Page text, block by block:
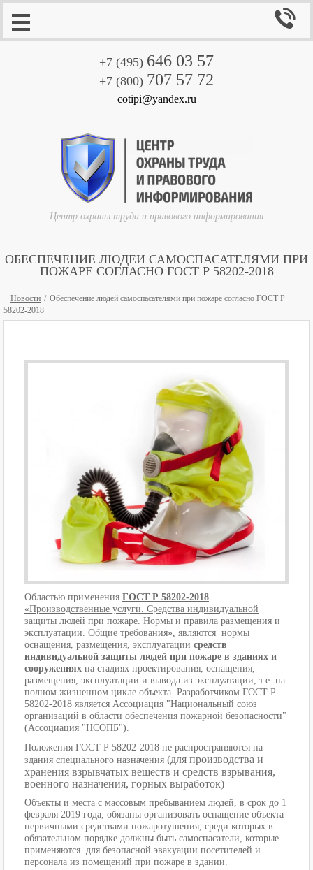
+7 (495) 646 03 57
+7 (800) 707 57 72
cotipi@yandex.ru
Центр охраны труда и правового информирования

ОБЕСПЕЧЕНИЕ ЛЮДЕЙ САМОСПАСАТЕЛЯМИ ПРИ
ПОЖАРЕ СОГЛАСНО ГОСТ Р 58202-2018
Новости
Обеспечение людей самоспасателями при пожаре согласно ГОСТ Р
58202-2018
Областью применения ГОСТ Р 58202-2018
«Производственные услуги. Средства индивидуальной
защиты людей при пожаре. Нормы и правила размещения и
эксплуатации. Общие требования» , являются нормы
оснащения, размещения, эксплуатации средств
индивидуальной защиты людей при пожаре в зданиях и
сооружениях на стадиях проектирования, оснащения,
размещения, эксплуатации и вывода из эксплуатации, т.е. на
полном жизненном цикле объекта. Разработчиком ГОСТ Р
58202-2018 является Ассоциация "Национальный союз
организаций в области обеспечения пожарной безопасности"
(Ассоциация "НСОПБ").
Положения ГОСТ Р 58202-2018 не распространяются на
здания специального назначения (для производства и
хранения взрывчатых веществ и средств взрывания,
военного назначения, горных выработок)
Объекты и места с массовым пребыванием людей, в срок до 1
февраля 2019 года, обязаны организовать оснащение объекта
первичными средствами пожаротушения, среди которых в
обязательном порядке должны быть самоспасатели, которые
применяются для безопасной эвакуации посетителей и
персонала из помещений при пожаре в здании.